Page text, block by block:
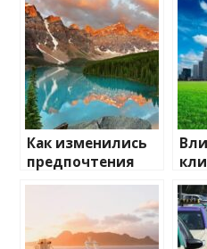
Как изменились
предпочтения
туристов